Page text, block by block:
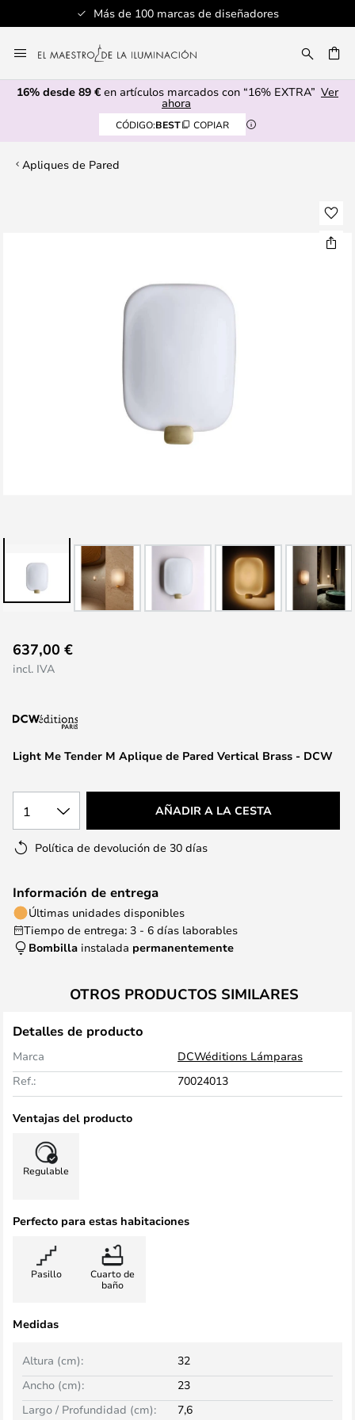
Más de 100 marcas de diseñadores
al
contenido
16% desde 89 € en artículos marcados con “16% EXTRA” Ver
ahora
CÓDIGO:BEST COPIAR
Apliques de Pared
comienzo
la
deLight Me Tender M Aplique de Pared Vertical Brass - DCW
637,00 €
incl. IVA
1 AÑADIR A LA CESTA
Política de devolución de 30 días
Información de entrega
Últimas unidades disponibles
Tiempo de entrega: 3 - 6 días laborables
Bombilla instalada permanentemente
OTROS PRODUCTOS SIMILARES
Detalles de producto
Marca
DCWéditions Lámparas
Ref.:
70024013
Ventajas del producto
Regulable
Perfecto para estas habitaciones
Pasillo
Cuarto de
baño
Medidas
Ancho (cm): 23
Altura (cm): 32
Largo / Profundidad (cm): 7,6